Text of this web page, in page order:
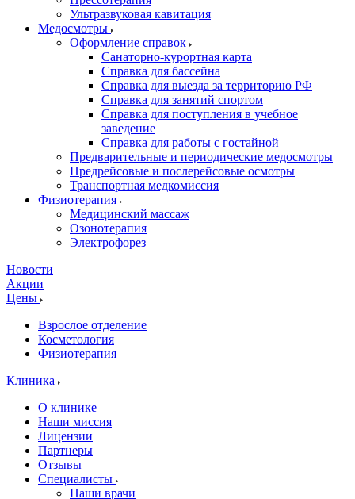
Ультразвуковая кавитация
Медосмотры
Оформление справок
Санаторно-курортная карта
Справка для бассейна
Справка для выезда за территорию РФ
Справка для занятий спортом
Справка для поступления в учебное
заведение
Справка для работы с гостайной
Предварительные и периодические медосмотры
Предрейсовые и послерейсовые осмотры
Транспортная медкомиссия
Физиотерапия
Медицинский массаж
Озонотерапия
Электрофорез
Новости
Акции
Цены
Взрослое отделение
Косметология
Физиотерапия
Клиника
О клинике
Наши миссия
Лицензии
Партнеры
Отзывы
Специалисты
Наши врачи